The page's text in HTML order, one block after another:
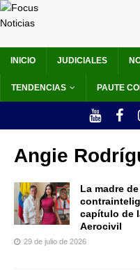
INICIO JUDICIALES
TENDENCIAS PAUTE
Angie
La madre
capítulo de
Aerocivil
29 de julio de 2026